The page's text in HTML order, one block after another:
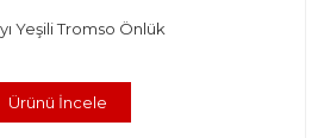
Yeşili Tromso Önlük
Ürünü İncele